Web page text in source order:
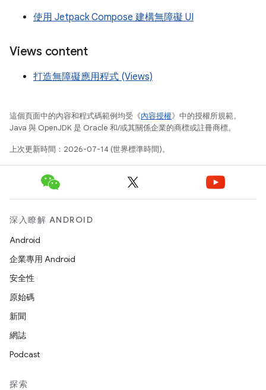
使用 Jetpack Compose 建構無障礙 UI
Views content
打造無障礙應用程式 (Views)
這個頁面中的內容和程式碼範例均受《內容授權》中的授權所規範。
Java 與 OpenJDK 是 Oracle 和/或其關係企業的商標或註冊商標。
上次更新時間：2026-07-14 (世界標準時間)。
深入瞭解 ANDROID
Android
企業專用 Android
安全性
原始碼
新聞
網誌
Podcast
探索